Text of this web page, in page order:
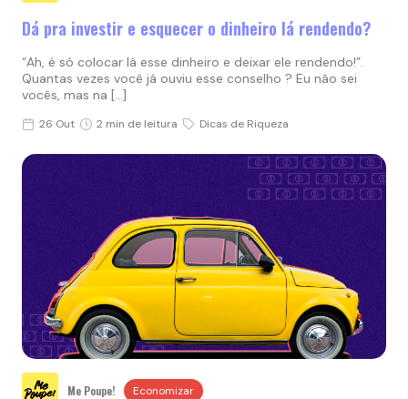
Dá pra investir e esquecer o dinheiro lá rendendo?
“Ah, é só colocar lá esse dinheiro e deixar ele rendendo!”.
Quantas vezes você já ouviu esse conselho ? Eu não sei
vocês, mas na […]
26 Out 2 min de leitura Dicas de Riqueza
Me Poupe! Economizar